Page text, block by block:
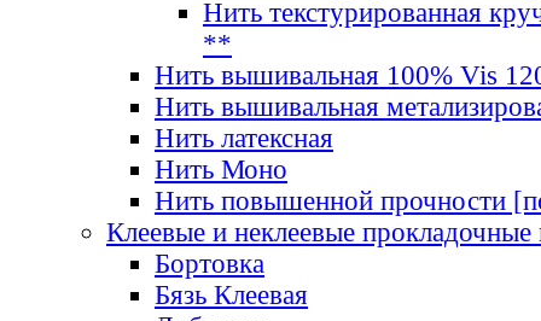
Нить текстурированная
**
Нить вышивальная 100% Vis
Нить вышивальная
Нить латексная
Нить Моно
Нить повышенной прочности
Клеевые и неклеевые прокладочные
Бортовка
Бязь Клеевая